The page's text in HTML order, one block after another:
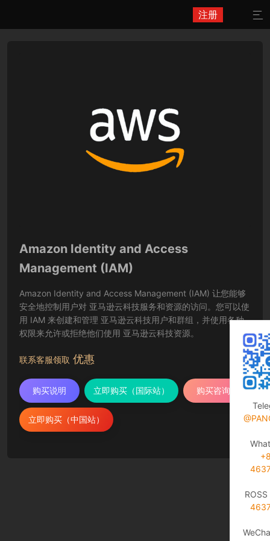
注册 
Amazon Identity and Access
Management (IAM)
Amazon Identity and Access Management (IAM) 让您能够
安全地控制用户对 亚马逊云科技服务和资源的访问。您可以使
用 IAM 来创建和管理 亚马逊云科技用户和群组，并使用各种
权限来允许或拒绝他们使用 亚马逊云科技资源。
联系客服领取 优惠
购买说明 立即购买（国际站） 购买咨询
立即购买（中国站）